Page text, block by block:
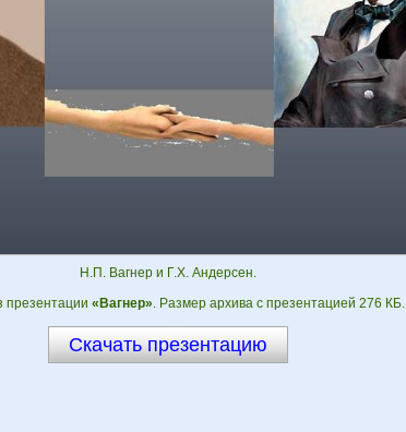
Н.П. Вагнер и Г.Х. Андерсен.
презентации «Вагнер». Размер архива с презентацией 276 КБ.
Скачать презентацию